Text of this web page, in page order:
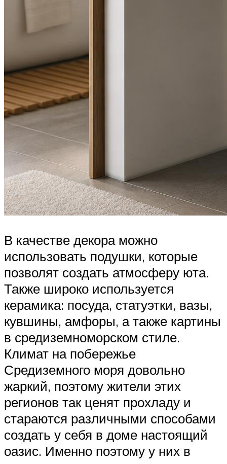
В качестве декора можно
использовать подушки, которые
позволят создать атмосферу юта.
Также широко используется
керамика: посуда, статуэтки, вазы,
кувшины, амфоры, а также картины
в средиземноморском стиле.
Климат на побережье
Средиземного моря довольно
жаркий, поэтому жители этих
регионов так ценят прохладу и
стараются различными способами
создать у себя в доме настоящий
оазис. Именно поэтому у них в